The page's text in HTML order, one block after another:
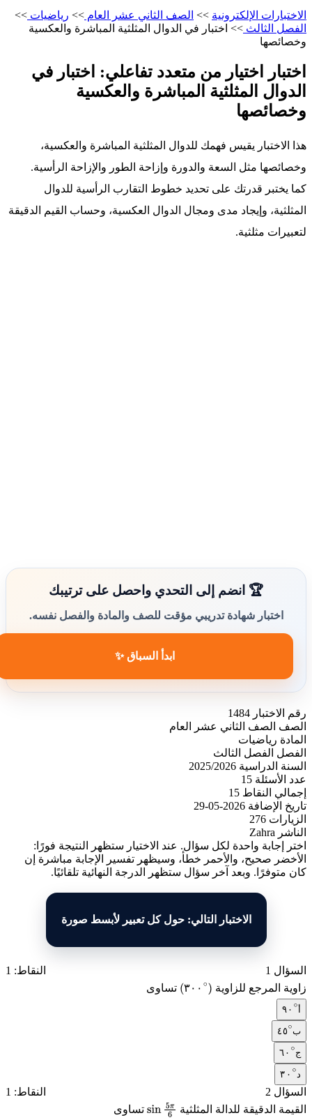
الاختبارات الإلكترونية >> الصف الثاني عشر العام >> رياضيات >>
الفصل الثالث >> اختبار في الدوال المثلثية المباشرة والعكسية
وخصائصها
اختبار اختيار من متعدد تفاعلي: اختبار في
الدوال المثلثية المباشرة والعكسية
وخصائصها
هذا الاختبار يقيس فهمك للدوال المثلثية المباشرة والعكسية،
وخصائصها مثل السعة والدورة وإزاحة الطور والإزاحة الرأسية.
كما يختبر قدرتك على تحديد خطوط التقارب الرأسية للدوال
المثلثية، وإيجاد مدى ومجال الدوال العكسية، وحساب القيم الدقيقة
لتعبيرات مثلثية.
🏆 انضم إلى التحدي واحصل على ترتيبك
اختبار شهادة تدريبي مؤقت للصف والمادة والفصل نفسه.
ابدأ السباق ✨
رقم الاختبار 1484
الصف
الصف الثاني عشر العام
المادة رياضيات
الفصل
الفصل الثالث
السنة الدراسية 2025/2026
عدد الأسئلة 15
إجمالي النقاط 15
تاريخ الإضافة 2026-05-29
الزيارات 276
الناشر Zahra
اختر إجابة واحدة لكل سؤال. عند الاختيار ستظهر النتيجة فورًا:
الأخضر صحيح، والأحمر خطأ، وسيظهر تفسير الإجابة مباشرة إن
كان متوفرًا. وبعد آخر سؤال ستظهر الدرجة النهائية تلقائيًا.
الاختبار التالي: حول كل تعبير لأبسط صورة
السؤال 1
النقاط: 1
زاوية المرجع للزاوية
٣٠٠(٣٠٠ ∘ تساوى
٩٠٩٠
∘
ب
٤٥٤٥ ∘
ج
٦٠٦٠
∘
٣٠٣٠ ∘
السؤال 2
النقاط: 1
القيمة الدقيقة للدالة المثلثية
sin 5π تساوى